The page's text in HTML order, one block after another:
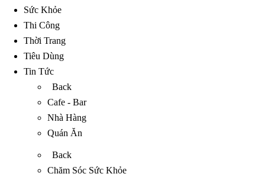
Sức Khỏe
Thi Công
Thời Trang
Tiêu Dùng
Tin Tức
Back
Cafe - Bar
Nhà Hàng
Quán Ăn
Back
Chăm Sóc Sức Khỏe